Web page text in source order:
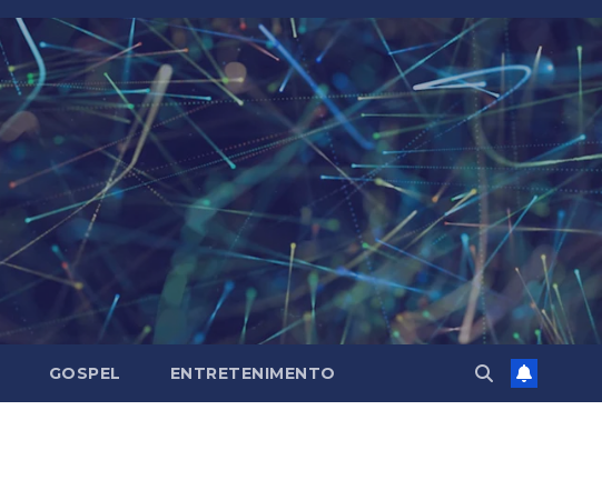
GOSPEL ENTRETENIMENTO